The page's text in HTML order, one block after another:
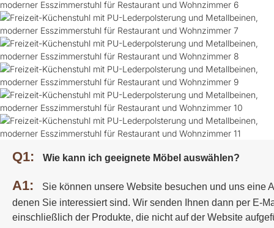
Q1: Wie kann ich geeignete Möbel auswählen?
A1:
Sie können unsere Website besuchen und uns eine
denen Sie interessiert sind. Wir senden Ihnen dann per E-
einschließlich der Produkte, die nicht auf der Website